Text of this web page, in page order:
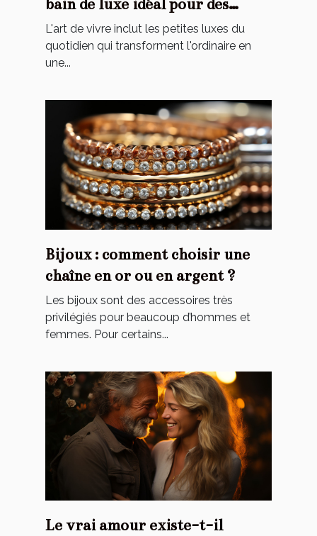
moments de détente uniques ?
L'art de vivre inclut les petites luxes du
quotidien qui transforment l'ordinaire en
une...
Bijoux : comment choisir une
chaîne en or ou en argent ?
Les bijoux sont des accessoires très
privilégiés pour beaucoup d’hommes et
femmes. Pour certains...
Le vrai amour existe-t-il